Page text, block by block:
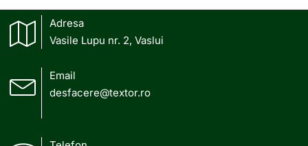
Adresa
Vasile Lupu nr. 2, Vaslui
Email
desfacere@textor.ro